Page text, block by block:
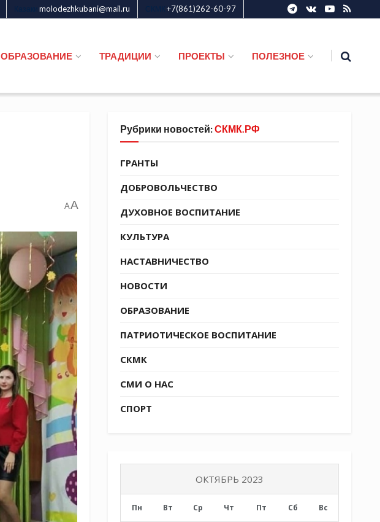
molodezhkubani@mail.ru +7(861)262-60-97
ОБРАЗОВАНИЕ ТРАДИЦИИ ПРОЕКТЫ ПОЛЕЗНОЕ
AA
Рубрики новостей:СКМК.РФ
ГРАНТЫ
ДОБРОВОЛЬЧЕСТВО
ДУХОВНОЕ ВОСПИТАНИЕ
КУЛЬТУРА
НАСТАВНИЧЕСТВО
НОВОСТИ
ОБРАЗОВАНИЕ
ПАТРИОТИЧЕСКОЕ ВОСПИТАНИЕ
СКМК
СМИ О НАС
СПОРТ
ОКТЯБРЬ 2023
Пн Вт Ср Чт Пт Сб Вс